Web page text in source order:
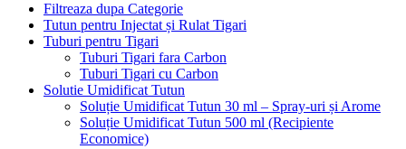
Filtreaza dupa Categorie
Tutun pentru Injectat și Rulat Tigari
Tuburi pentru Tigari
Tuburi Tigari fara Carbon
Tuburi Tigari cu Carbon
Solutie Umidificat Tutun
Soluție Umidificat Tutun 30 ml – Spray-uri și Arome
Soluție Umidificat Tutun 500 ml (Recipiente
Economice)